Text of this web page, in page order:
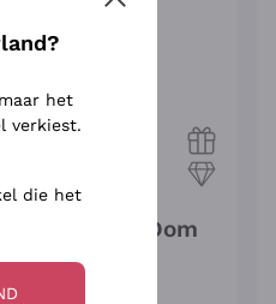
'Vintage' Dom
het
verkiest.
die het